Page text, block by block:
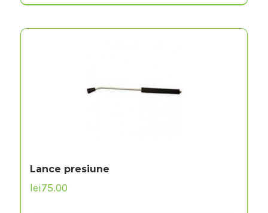
Lance presiune
lei75.00